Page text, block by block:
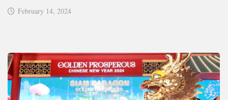
February 14, 2024